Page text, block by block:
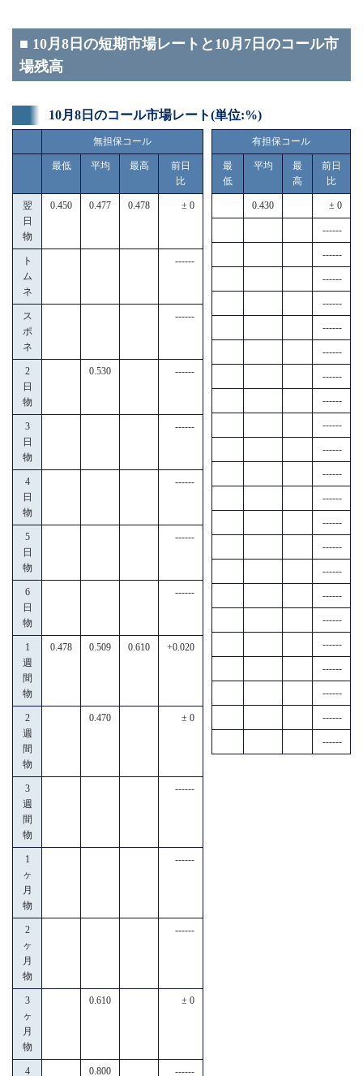
■ 10月8日の短期市場レートと10月7日のコール市
場残高
10月8日のコール市場レート(単位:%)
無担保コール
最低 平均 最高
前日
比
翌
日
物
0.450 0.477 0.478 ± 0
ト
ム
ネ
------
ス
ポ
ネ
------
2
日
物
0.530 ------
3
日
物
------
4
日
物
------
5
日
物
------
6
日
物
------
1
週
間
物
0.478 0.509 0.610 +0.020
2
週
間
物
0.470 ± 0
3
週
間
物
------
1
ヶ
月
物
------
2
ヶ
月
物
------
3
ヶ
月
物
0.610 ± 0
4 0.800 ------
有担保コール
最
低
平均
最
高
前日
比
0.430 ± 0
------
------
------
------
------
------
------
------
------
------
------
------
------
------
------
------
------
------
------
------
------
------